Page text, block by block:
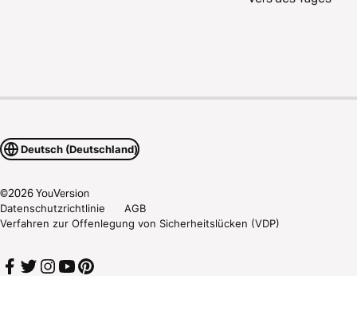
Deutsch (Deutschland)
©2026YouVersion
Datenschutzrichtlinie
AGB
Verfahren zur Offenlegung von Sicherheitslücken (VDP)